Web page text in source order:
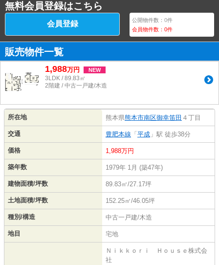
無料会員登録はこちら
会員登録 公開物件数：0件
会員物件数：0件
販売物件一覧
1,988万円 NEW
3LDK / 89.83㎡
2階建 / 中古一戸建/木造
所在地 熊本県熊本市南区御幸笛田 ４丁目
交通 豊肥本線 「 平成 」駅 徒歩38分
価格 1,988万円
築年数 1979年 1月 (築47年)
建物面積/坪数 89.83㎡/27.17坪
土地面積/坪数 152.25㎡/46.05坪
種別/構造 中古一戸建/木造
地目 宅地
Ｎｉｋｋｏｒｉ Ｈｏｕｓｅ株式会
社